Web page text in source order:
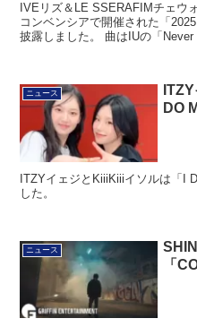
IVEリズ＆LE SSERAFIMチェウ
コンベンシアで開催された「
披露しました。 曲はIUの「Never
ニュース
DO
ITZYイェジとKiiiKiiiイソルは「I
した。
ニュース
「